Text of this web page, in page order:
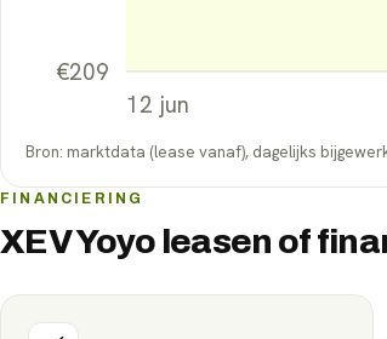
€209
12 jun
Bron: marktdata (lease vanaf), dagelijks
FINANCIERING
XEV Yoyo leasen of